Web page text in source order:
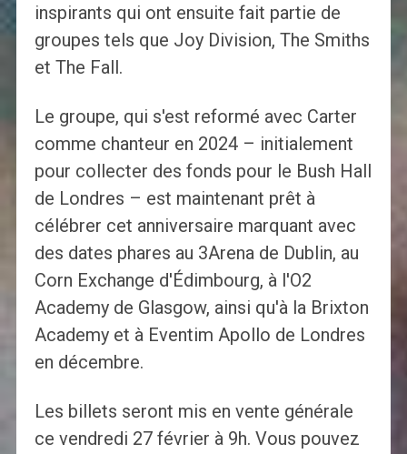
inspirants qui ont ensuite fait partie de
groupes tels que Joy Division, The Smiths
et The Fall.
Le groupe, qui s'est reformé avec Carter
comme chanteur en 2024 – initialement
pour collecter des fonds pour le Bush Hall
de Londres – est maintenant prêt à
célébrer cet anniversaire marquant avec
des dates phares au 3Arena de Dublin, au
Corn Exchange d'Édimbourg, à l'O2
Academy de Glasgow, ainsi qu'à la Brixton
Academy et à Eventim Apollo de Londres
en décembre.
Les billets seront mis en vente générale
ce vendredi 27 février à 9h. Vous pouvez